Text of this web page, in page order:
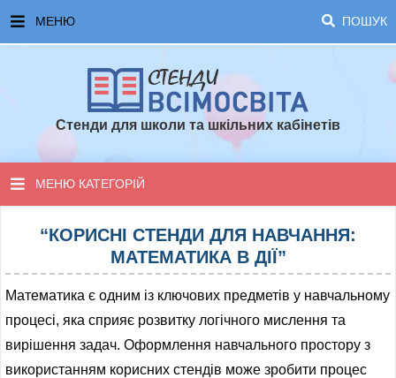
МЕНЮ ПОШУК
ЧАСТІ ЗАПИТАННЯ ТА ВІДПОВІДІ
ТОПОВІ ПРОПОЗИЦІЇ
Стенди для школи та шкільних кабінетів
МЕНЮ КАТЕГОРІЙ
СТЕНДИ ДЛЯ НУШ
СТЕНДИ ДЛЯ ПОЧАТКОВОЇ ШКОЛИ
СТЕНДИ ДЛЯ КАБІНЕТІВ
СТЕНДИ ДЛЯ ШКОЛИ
“КОРИСНІ СТЕНДИ ДЛЯ НАВЧАННЯ:
МАТЕМАТИКА В ДІЇ”
Математика є одним із ключових предметів у навчальному
процесі, яка сприяє розвитку логічного мислення та
вирішення задач. Оформлення навчального простору з
використанням корисних стендів може зробити процес